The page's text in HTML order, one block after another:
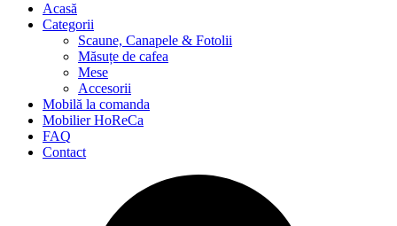
Acasă
Categorii
Scaune, Canapele & Fotolii
Măsuțe de cafea
Mese
Accesorii
Mobilă la comanda
Mobilier HoReCa
FAQ
Contact